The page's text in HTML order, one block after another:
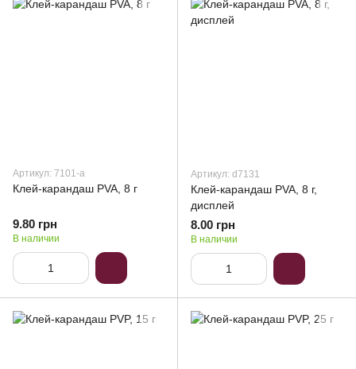
Артикул: 7101-a
Клей-карандаш PVA, 8 г
9.80 грн
В наличии
Артикул: d7131
Клей-карандаш PVA, 8 г,
дисплей
8.00 грн
В наличии